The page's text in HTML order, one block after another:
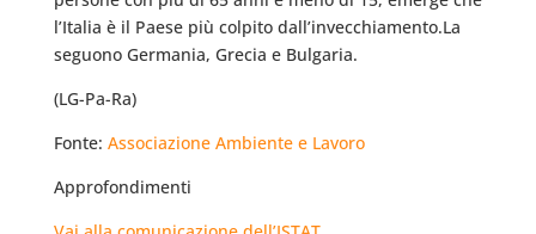
l’Italia è il Paese più colpito dall’invecchiamento.La
seguono Germania, Grecia e Bulgaria.
(LG-Pa-Ra)
Fonte: Associazione Ambiente e Lavoro
Approfondimenti